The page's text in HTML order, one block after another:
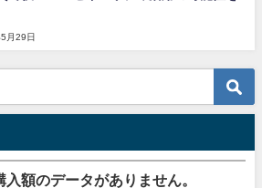
月29日
額のデータがありません。